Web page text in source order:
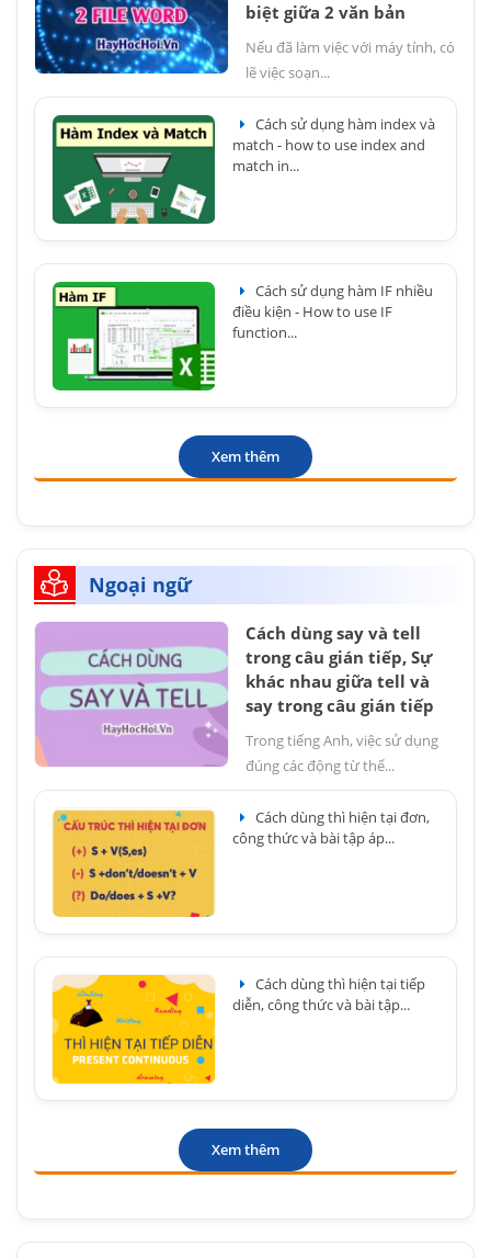
biệt giữa 2 văn bản
Nếu đã làm việc với máy tính, có
lẽ việc soạn...
Cách sử dụng hàm index và
match - how to use index and
match in...
Cách sử dụng hàm IF nhiều
điều kiện - How to use IF
function...
Xem thêm
Ngoại ngữ
Cách dùng say và tell
trong câu gián tiếp, Sự
khác nhau giữa tell và
say trong câu gián tiếp
Trong tiếng Anh, việc sử dụng
đúng các động từ thể...
Cách dùng thì hiện tại đơn,
công thức và bài tập áp...
Cách dùng thì hiện tại tiếp
diễn, công thức và bài tập...
Xem thêm